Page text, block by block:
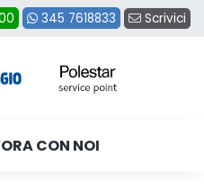
345 7618833 Scrivici
CON NOI